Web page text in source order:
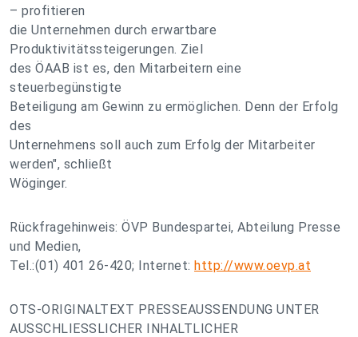
– profitieren
die Unternehmen durch erwartbare
Produktivitätssteigerungen. Ziel
des ÖAAB ist es, den Mitarbeitern eine
steuerbegünstigte
Beteiligung am Gewinn zu ermöglichen. Denn der Erfolg
des
Unternehmens soll auch zum Erfolg der Mitarbeiter
werden", schließt
Wöginger.
Rückfragehinweis: ÖVP Bundespartei, Abteilung Presse
und Medien,
Tel.:(01) 401 26-420; Internet: http://www.oevp.at
OTS-ORIGINALTEXT PRESSEAUSSENDUNG UNTER
AUSSCHLIESSLICHER INHALTLICHER